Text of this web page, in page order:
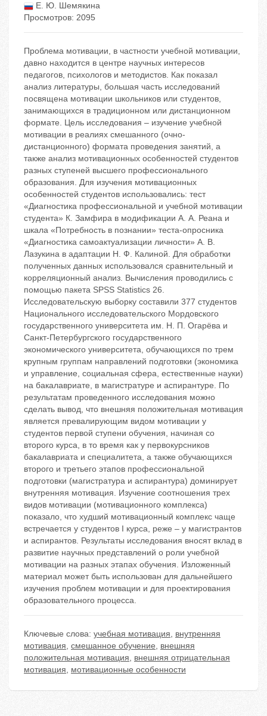
Е. Ю. Шемякина
Просмотров: 2095
Проблема мотивации, в частности учебной мотивации,
давно находится в центре научных интересов
педагогов, психологов и методистов. Как показал
анализ литературы, большая часть исследований
посвящена мотивации школьников или студентов,
занимающихся в традиционном или дистанционном
формате. Цель исследования – изучение учебной
мотивации в реалиях смешанного (очно-
дистанционного) формата проведения занятий, а
также анализ мотивационных особенностей студентов
разных ступеней высшего профессионального
образования. Для изучения мотивационных
особенностей студентов использовались: тест
«Диагностика профессиональной и учебной мотивации
студента» К. Замфира в модификации А. А. Реана и
шкала «Потребность в познании» теста-опросника
«Диагностика самоактуализации личности» А. В.
Лазукина в адаптации Н. Ф. Калиной. Для обработки
полученных данных использовался сравнительный и
корреляционный анализ. Вычисления проводились с
помощью пакета SPSS Statistics 26.
Исследовательскую выборку составили 377 студентов
Национального исследовательского Мордовского
государственного университета им. Н. П. Огарёва и
Санкт-Петербургского государственного
экономического университета, обучающихся по трем
крупным группам направлений подготовки (экономика
и управление, социальная сфера, естественные науки)
на бакалавриате, в магистратуре и аспирантуре. По
результатам проведенного исследования можно
сделать вывод, что внешняя положительная мотивация
является превалирующим видом мотивации у
студентов первой ступени обучения, начиная со
второго курса, в то время как у первокурсников
бакалавриата и специалитета, а также обучающихся
второго и третьего этапов профессиональной
подготовки (магистратура и аспирантура) доминирует
внутренняя мотивация. Изучение соотношения трех
видов мотивации (мотивационного комплекса)
показало, что худший мотивационный комплекс чаще
встречается у студентов I курса, реже – у магистрантов
и аспирантов. Результаты исследования вносят вклад в
развитие научных представлений о роли учебной
мотивации на разных этапах обучения. Изложенный
материал может быть использован для дальнейшего
изучения проблем мотивации и для проектирования
образовательного процесса.
Ключевые слова: учебная мотивация, внутренняя
мотивация, смешанное обучение, внешняя
положительная мотивация, внешняя отрицательная
мотивация, мотивационные особенности